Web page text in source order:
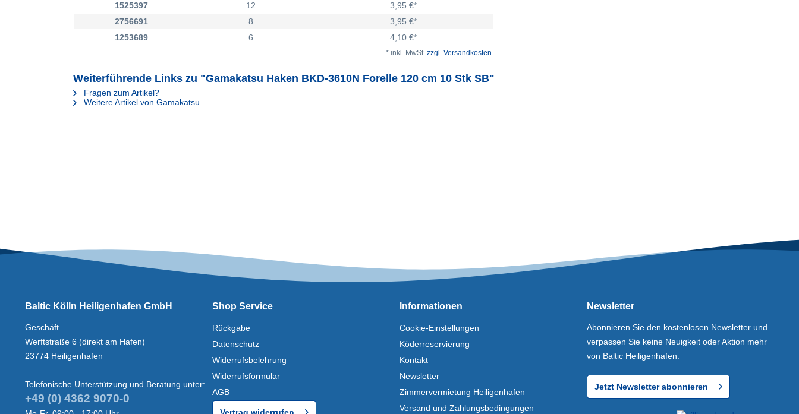
1525397
12
3,95 €*
2756691
8
3,95 €*
1253689
6 4,10 €*
* inkl. MwSt. zzgl. Versandkosten
Weiterführende Links zu "Gamakatsu Haken BKD-3610N Forelle 120 cm 10 Stk SB"
Fragen zum Artikel?
Weitere Artikel von Gamakatsu
Baltic Kölln Heiligenhafen GmbH
Geschäft
Werftstraße 6 (direkt am Hafen)
23774 Heiligenhafen
Telefonische Unterstützung und Beratung unter:
+49 (0) 4362 9070-0
Shop Service
Rückgabe
Datenschutz
Widerrufsbelehrung
Widerrufsformular
AGB
Informationen
Cookie-Einstellungen
Köderreservierung
Kontakt
Newsletter
Zimmervermietung Heiligenhafen
Versand und Zahlungsbedingungen
Newsletter
Abonnieren Sie den kostenlosen Newsletter und
verpassen Sie keine Neuigkeit oder Aktion mehr
von Baltic Heiligenhafen.
Jetzt Newsletter abonnieren